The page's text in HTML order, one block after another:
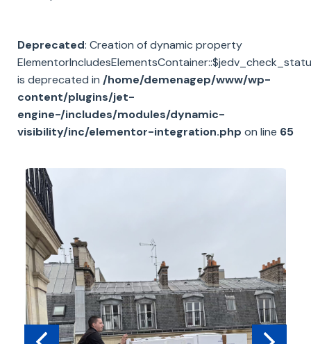
Deprecated: Creation of dynamic property
is deprecated in /home/demenagep/www/wp-
content/plugins/jet-
engine-/includes/modules/dynamic-
visibility/inc/elementor-integration.php on line 65